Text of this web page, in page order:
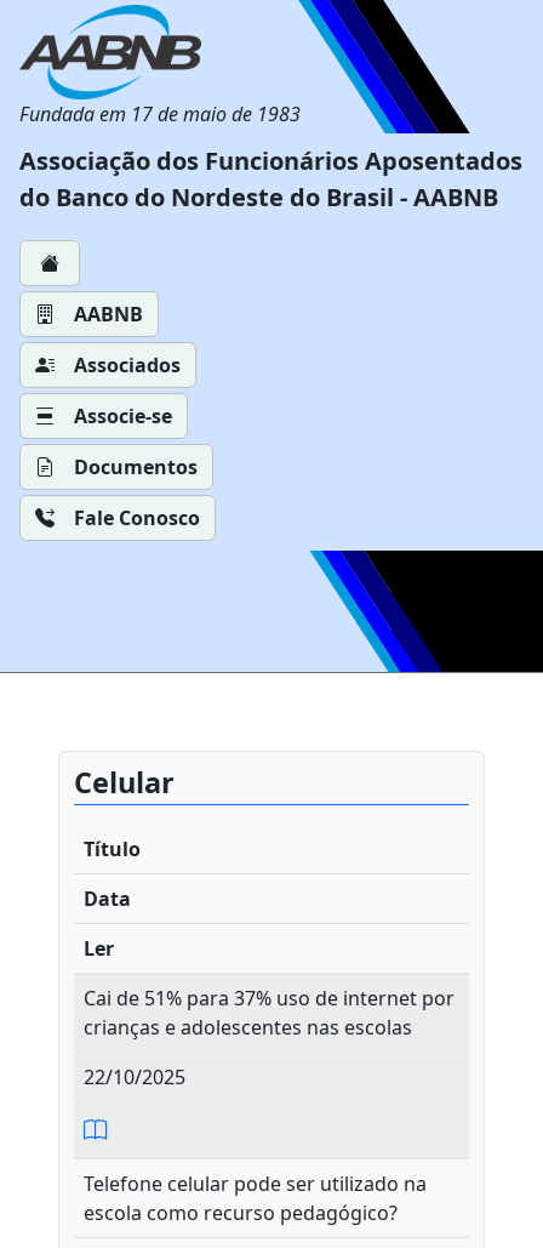
Fundada em 17 de maio de 1983
Associação dos Funcionários Aposentados
do Banco do Nordeste do Brasil - AABNB
AABNB
Associados
Associe-se
Documentos
Fale Conosco
Celular
Título
Data
Ler
Cai de 51% para 37% uso de internet por
crianças e adolescentes nas escolas
22/10/2025
Telefone celular pode ser utilizado na
escola como recurso pedagógico?